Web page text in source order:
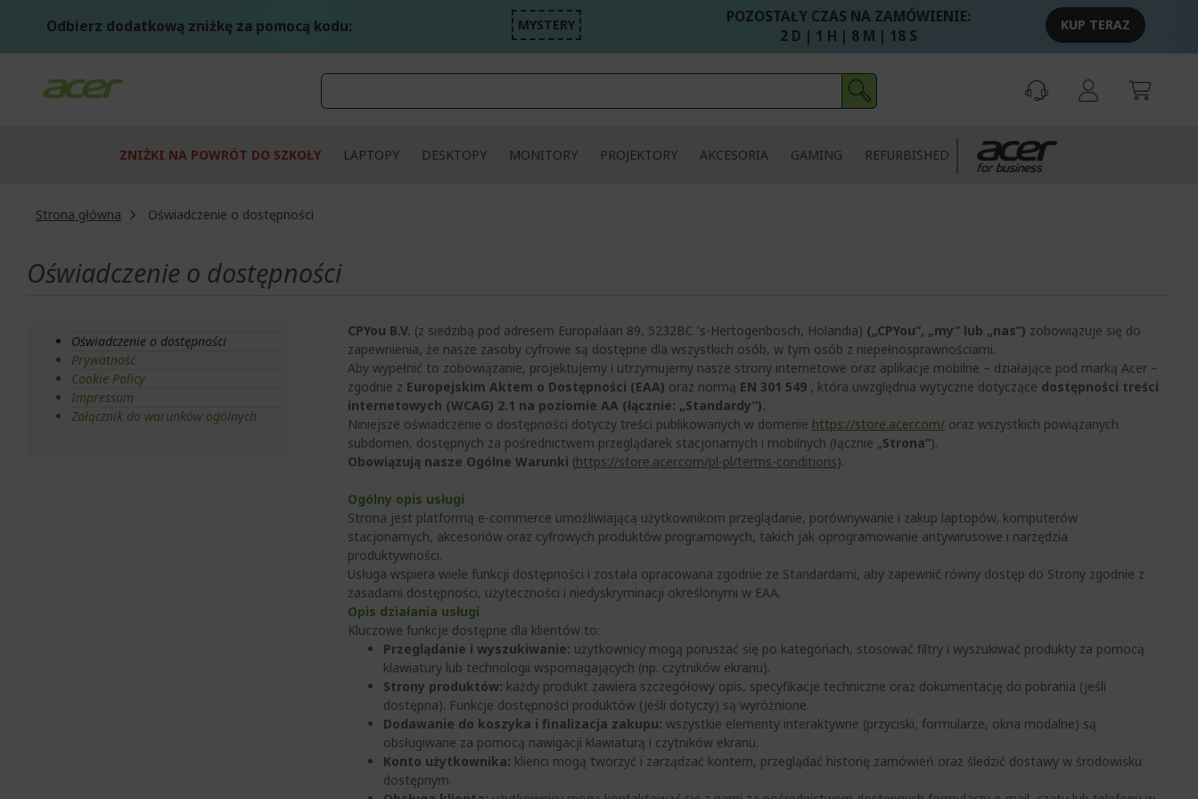
Odbierz dodatkową zniżkę za pomocą kodu: MYSTERY
POZOSTAŁY CZAS NA ZAMÓWIENIE:
2 D | 1 H | 8 M | 17 S
KUP TERAZ
ZNIŻKI NA POWRÓT DO SZKOŁY LAPTOPY DESKTOPY MONITORY PROJEKTORY AKCESORIA GAMING REFURBISHED
Strona główna Oświadczenie o dostępności
Oświadczenie o dostępności
Oświadczenie o dostępności
Prywatność
Cookie Policy
Impressum
Załącznik do warunków ogólnych
CPYou B.V. (z siedzibą pod adresem Europalaan 89, 5232BC 's-Hertogenbosch, Holandia) („CPYou”, „my” lub „nas”) zobowiązuje się do
zapewnienia, że nasze zasoby cyfrowe są dostępne dla wszystkich osób, w tym osób z niepełnosprawnościami.
Aby wypełnić to zobowiązanie, projektujemy i utrzymujemy nasze strony internetowe oraz aplikacje mobilne – działające pod marką Acer –
zgodnie z Europejskim Aktem o Dostępności (EAA) oraz normą EN 301 549, która uwzględnia wytyczne dotyczące dostępności treści
internetowych (WCAG) 2.1 na poziomie AA (łącznie: „Standardy”).
Niniejsze oświadczenie o dostępności dotyczy treści publikowanych w domenie https://store.acer.com/oraz wszystkich powiązanych
subdomen, dostępnych za pośrednictwem przeglądarek stacjonarnych i mobilnych (łącznie „Strona”).
Obowiązują nasze Ogólne Warunki (https://store.acer.com/pl-pl/terms-conditions).
Ogólny opis usługi
Strona jest platformą e-commerce umożliwiającą użytkownikom przeglądanie, porównywanie i zakup laptopów, komputerów
stacjonarnych, akcesoriów oraz cyfrowych produktów programowych, takich jak oprogramowanie antywirusowe i narzędzia
produktywności.
Usługa wspiera wiele funkcji dostępności i została opracowana zgodnie ze Standardami, aby zapewnić równy dostęp do Strony zgodnie z
zasadami dostępności, użyteczności i niedyskryminacji określonymi w EAA.
Opis działania usługi
Kluczowe funkcje dostępne dla klientów to:
Przeglądanie i wyszukiwanie: użytkownicy mogą poruszać się po kategoriach, stosować filtry i wyszukiwać produkty za pomocą
klawiatury lub technologii wspomagających (np. czytników ekranu).
Strony produktów: każdy produkt zawiera szczegółowy opis, specyfikacje techniczne oraz dokumentację do pobrania (jeśli
dostępna). Funkcje dostępności produktów (jeśli dotyczy) są wyróżnione.
Dodawanie do koszyka i finalizacja zakupu: wszystkie elementy interaktywne (przyciski, formularze, okna modalne) są
obsługiwane za pomocą nawigacji klawiaturą i czytników ekranu.
Konto użytkownika: klienci mogą tworzyć i zarządzać kontem, przeglądać historię zamówień oraz śledzić dostawy w środowisku
dostępnym.